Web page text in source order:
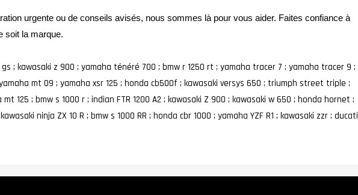
urgente ou de conseils avisés, nous sommes là pour vous aider. Faites confiance à
soit la marque.
; kawasaki z 900 ; yamaha ténéré 700 ; bmw r 1250 rt ; yamaha tracer 7 ; yamaha tracer 9 ;
mt 09 ; yamaha xsr 125 ; honda cb500f ; kawasaki versys 650 ; triumph street triple ;
125 ; bmw s 1000 r ; indian FTR 1200 A2 ; kawasaki Z 900 ; kawasaki w 650 ; honda hornet ;
ninja ZX 1O R ; bmw s 1000 RR ; honda cbr 1000 ; yamaha YZF R1 ; kawasaki zzr ; ducati